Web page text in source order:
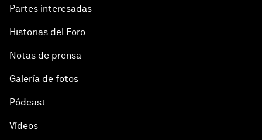
Partes interesadas
Historias del Foro
Notas de prensa
Galería de fotos
Pódcast
Vídeos